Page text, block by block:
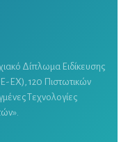
Δίπλωμα Ειδίκευσης
ΕΧ), 120 Πιστωτικών
Τεχνολογίες